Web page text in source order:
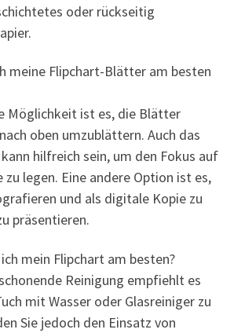
oder rückseitig
meine Flipchart-Blätter am besten
Möglichkeit ist es, die Blätter
oben umzublättern. Auch das
hilfreich sein, um den Fokus auf
legen. Eine andere Option ist es,
und als digitale Kopie zu
präsentieren.
mein Flipchart am besten?
Reinigung empfiehlt es
mit Wasser oder Glasreiniger zu
Sie jedoch den Einsatz von